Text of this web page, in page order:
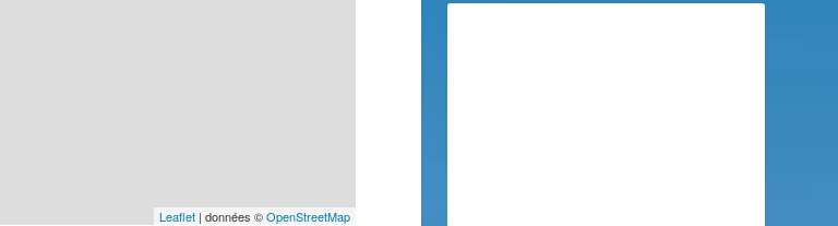
Leaflet | données ©OpenStreetMap